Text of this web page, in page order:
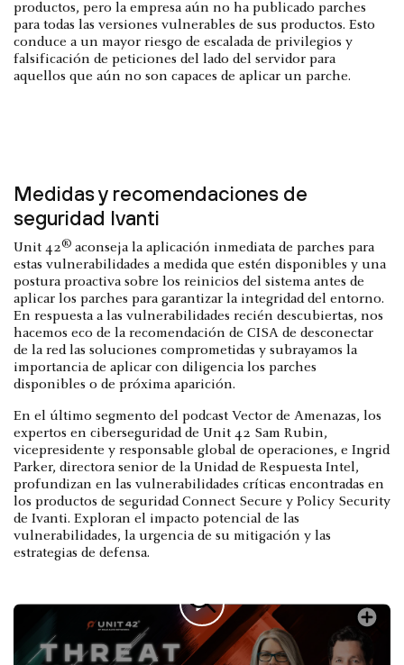
productos, pero la empresa aún no ha publicado parches
para todas las versiones vulnerables de sus productos. Esto
conduce a un mayor riesgo de escalada de privilegios y
falsificación de peticiones del lado del servidor para
aquellos que aún no son capaces de aplicar un parche.
Medidas y recomendaciones de
seguridad Ivanti
Unit 42® aconseja la aplicación inmediata de parches para
estas vulnerabilidades a medida que estén disponibles y una
postura proactiva sobre los reinicios del sistema antes de
aplicar los parches para garantizar la integridad del entorno.
En respuesta a las vulnerabilidades recién descubiertas, nos
hacemos eco de la recomendación de CISA de desconectar
de la red las soluciones comprometidas y subrayamos la
importancia de aplicar con diligencia los parches
disponibles o de próxima aparición.
En el último segmento del podcast Vector de Amenazas, los
expertos en ciberseguridad de Unit 42 Sam Rubin,
vicepresidente y responsable global de operaciones, e Ingrid
Parker, directora senior de la Unidad de Respuesta Intel,
profundizan en las vulnerabilidades críticas encontradas en
los productos de seguridad Connect Secure y Policy Security
de Ivanti. Exploran el impacto potencial de las
vulnerabilidades, la urgencia de su mitigación y las
estrategias de defensa.